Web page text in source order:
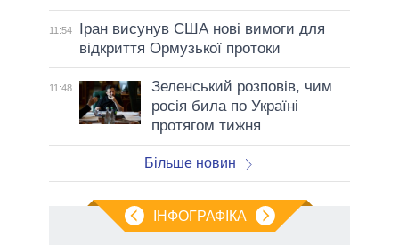
11:54
Іран висунув США нові вимоги для
відкриття Ормузької протоки
11:48
Зеленський розповів, чим
росія била по Україні
протягом тижня
Більше новин
ІНФОГРАФІКА